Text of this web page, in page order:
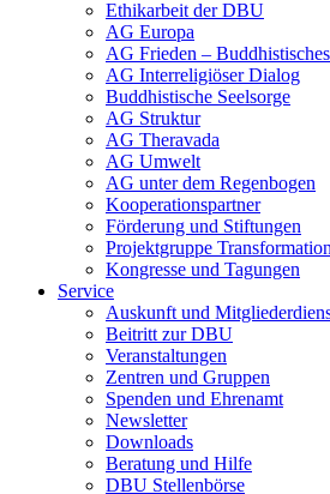
Ethikarbeit der DBU
AG Europa
AG Frieden –
AG Interreligiöser Dialog
Buddhistische Seelsorge
AG Struktur
AG Theravada
AG Umwelt
AG unter dem Regenbogen
Kooperationspartner
Förderung und Stiftungen
Projektgruppe Transformation
Kongresse und Tagungen
Service
Auskunft und
Beitritt zur DBU
Veranstaltungen
Zentren und Gruppen
Spenden und Ehrenamt
Newsletter
Downloads
Beratung und Hilfe
DBU Stellenbörse